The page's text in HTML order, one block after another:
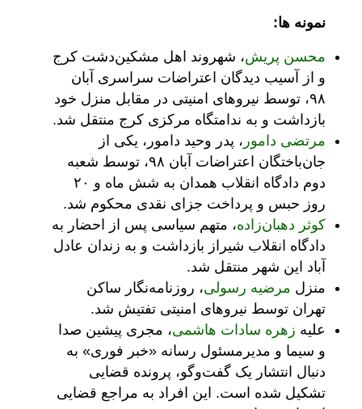
نمونه ها:
محسن پریش، شهروند اهل مشکین‌دشت کرج
و از آسیب دیدگان اعتراضات سراسری آبان
۹۸، توسط نیروهای امنیتی در مقابل منزل خود
بازداشت و به ندامتگاه مرکزی کرج منتقل شد.
مرتضی دامور ، پدر وحید دامور، یکی از
جان‌باختگان اعتراضات آبان ۹۸، توسط شعبه
دوم دادگاه انقلاب همدان به شش ماه و ۲۰
روز حبس و پرداخت جزای نقدی محکوم شد.
کوثر دهبان‌زاده، متهم سیاسی پس از احضار به
دادگاه انقلاب شیراز بازداشت و به زندان عادل
آباد این شهر منتقل شد.
منزل مرضیه رسولی، روزنامه‌نگار ساکن
تهران توسط نیروهای امنیتی تفتیش شد.
علیه زهره سادات هاشمی، مجری پیشین صدا
و سیما و مدیرمسئول رسانه «خبر فوری» به
دنبال انتشار یک گفت‌وگو، پرونده قضایی
تشکیل شده است. این افراد به مراجع قضایی